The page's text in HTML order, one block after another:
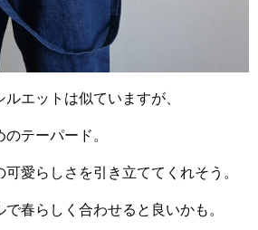
エットは似ていますが、
テーパード。
愛らしさを引き立ててくれそう。
春らしく合わせると良いかも。